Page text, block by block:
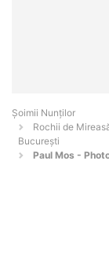
Șoimii Nunților
Rochii de
Bucureşti
Paul Mos -